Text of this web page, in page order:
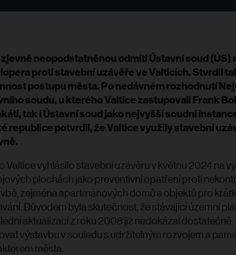
neopodstatněnou odmítl Ústavní soud (ÚS)
proti stavební uzávěře ve Valticích. Stvrdil
postupu města. Po nedávném rozhodnutí
soudu, u kterého Valtice zastupovali Frank
tak i Ústavní soud jako nejvyšší soudní
republice potvrdil, že Valtice využily stavební
Valtice vyhlásilo stavební uzávěru v květnu 2024 na
plochách jako preventivní opatření proti
zejména apartmánových domů a objektů pro
Důvodem byla skutečnost, že stávající územní
aktualizací z roku 2008 již nedokázal dostatečně
výstavbu v souladu s udržitelným rozvojem a
města.